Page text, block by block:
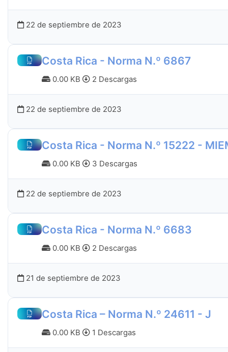
22 de septiembre de 2023
Costa Rica - Norma N.º 6867
0.00 KB 2 Descargas
22 de septiembre de 2023
Costa Rica - Norma N.º 15222 -
0.00 KB 3 Descargas
22 de septiembre de 2023
Costa Rica - Norma N.º 6683
0.00 KB 2 Descargas
21 de septiembre de 2023
Costa Rica – Norma N.º 24611 - J
0.00 KB 1 Descargas